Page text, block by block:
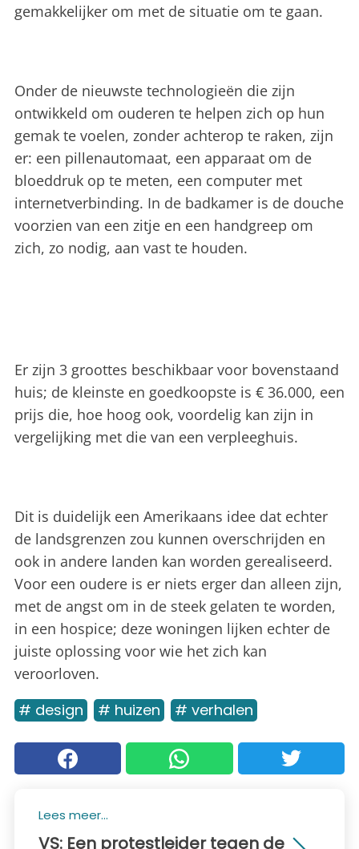
gemakkelijker om met de situatie om te gaan.
Onder de nieuwste technologieën die zijn
ontwikkeld om ouderen te helpen zich op hun
gemak te voelen, zonder achterop te raken, zijn
er: een pillenautomaat, een apparaat om de
bloeddruk op te meten, een computer met
internetverbinding. In de badkamer is de douche
voorzien van een zitje en een handgreep om
zich, zo nodig, aan vast te houden.
Er zijn 3 groottes beschikbaar voor bovenstaand
huis; de kleinste en goedkoopste is € 36.000, een
prijs die, hoe hoog ook, voordelig kan zijn in
vergelijking met die van een verpleeghuis.
Dit is duidelijk een Amerikaans idee dat echter
de landsgrenzen zou kunnen overschrijden en
ook in andere landen kan worden gerealiseerd.
Voor een oudere is er niets erger dan alleen zijn,
met de angst om in de steek gelaten te worden,
in een hospice; deze woningen lijken echter de
juiste oplossing voor wie het zich kan
veroorloven.
# design # huizen # verhalen
Lees meer...
VS: Een protestleider tegen de